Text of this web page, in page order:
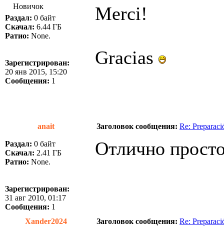
Новичок
Раздал: 0 байт
Скачал: 6.44 ГБ
Ратио: None.
Зарегистрирован:
20 янв 2015, 15:20
Сообщения: 1
Merci!
Gracias
anait Заголовок сообщения: Re:
Раздал: 0 байт
Скачал: 2.41 ГБ
Ратио: None.
Зарегистрирован:
31 авг 2010, 01:17
Сообщения: 1
Отлично
Xander2024 Заголовок сообщения: Re: